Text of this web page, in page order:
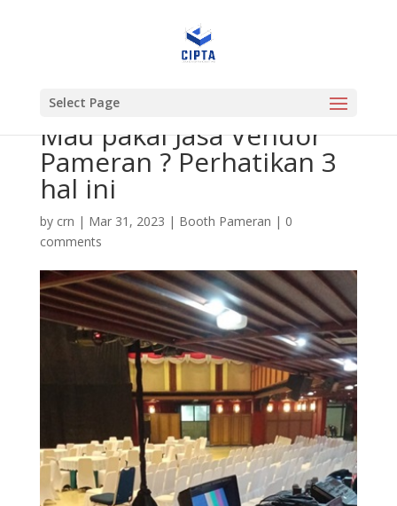
Select Page
Mau pakai Jasa Vendor
Pameran ? Perhatikan 3
hal ini
by crn | Mar 31, 2023 | Booth Pameran | 0
comments